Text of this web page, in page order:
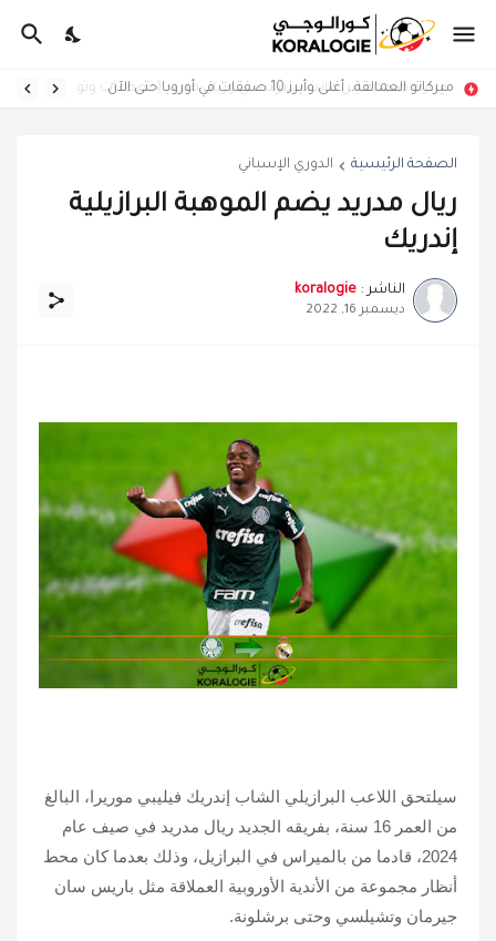
ميركاتو العمالقة.. أغلى وأبرز 10 صفقات في أوروبا حتى الآن مباراة ضخمة بين مانشستر سيتي وريال مدريد (معطيات وتوقعات)
الصفحة الرئيسية الدوري الإسباني
ريال مدريد يضم الموهبة البرازيلية
إندريك
الناشر : koralogie
ديسمبر 16, 2022
سيلتحق اللاعب البرازيلي الشاب إندريك فيليبي موريرا، البالغ
من العمر 16 سنة، بفريقه الجديد ريال مدريد في صيف عام
2024، قادما من بالميراس في البرازيل، وذلك بعدما كان محط
أنظار مجموعة من الأندية الأوروبية العملاقة مثل باريس سان
جيرمان وتشيلسي وحتى برشلونة.